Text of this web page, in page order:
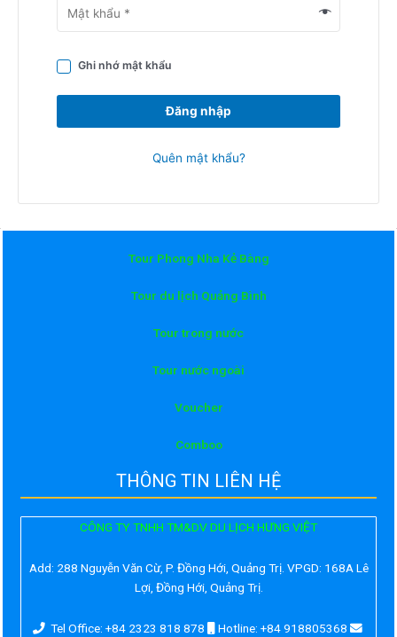
Ghi nhớ mật khẩu
Đăng nhập
Quên mật khẩu?
Tour Phong Nha Kẻ Bàng
Tour du lịch Quảng Bình
Tour trong nước
Tour nước ngoài
Voucher
Comboo
THÔNG TIN LIÊN HỆ
CÔNG TY TNHH TM&DV DU LỊCH HƯNG VIỆT
Add: 288 Nguyễn Văn Cừ, P. Đồng Hới, Quảng Trị. VPGD: 168A Lê
Lợi, Đồng Hới, Quảng Trị.
Tel Office: +84 2323 818 878
Hotline: +84 918805368